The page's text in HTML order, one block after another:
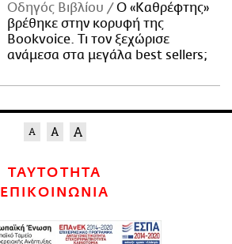
Οδηγός Βιβλίου
Ο «Καθρέφτης»
βρέθηκε στην κορυφή της
Bookvoice. Τι τον ξεχώρισε
ανάμεσα στα μεγάλα best sellers;
ΤΑΥΤΟΤΗΤΑ
ΕΠΙΚΟΙΝΩΝΙΑ